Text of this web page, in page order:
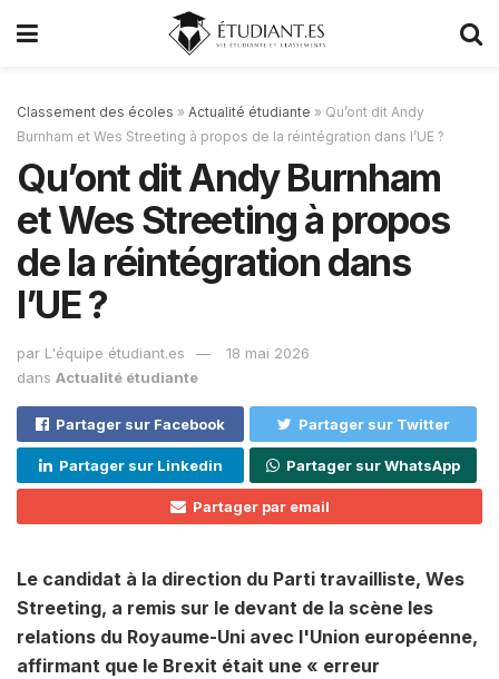
Classement des écoles » Actualité étudiante » Qu’ont dit Andy
Burnham et Wes Streeting à propos de la réintégration dans l’UE ?
Qu’ont dit Andy Burnham
et Wes Streeting à propos
de la réintégration dans
l’UE ?
par L'équipe étudiant.es
18 mai 2026
dans Actualité étudiante
Partager sur Facebook Partager sur Twitter
Partager sur Linkedin Partager sur WhatsApp
Partager par email
Le candidat à la direction du Parti travailliste, Wes
Streeting, a remis sur le devant de la scène les
relations du Royaume-Uni avec l'Union européenne,
affirmant que le Brexit était une « erreur